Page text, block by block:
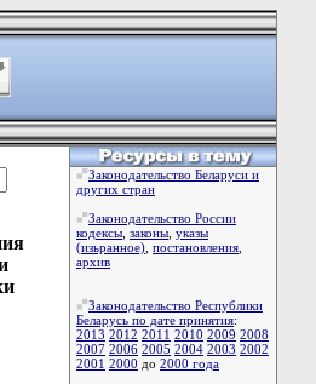
Законодательство Беларуси и
других стран
Законодательство России
кодексы законы указы
(изьранное) постановления
архив
Законодательство Республики
Беларусь по дате принятия:
2013 2012 2011 2010 2009 2008
2007 2006 2005 2004 2003 2002
2001 2000 до 2000 года